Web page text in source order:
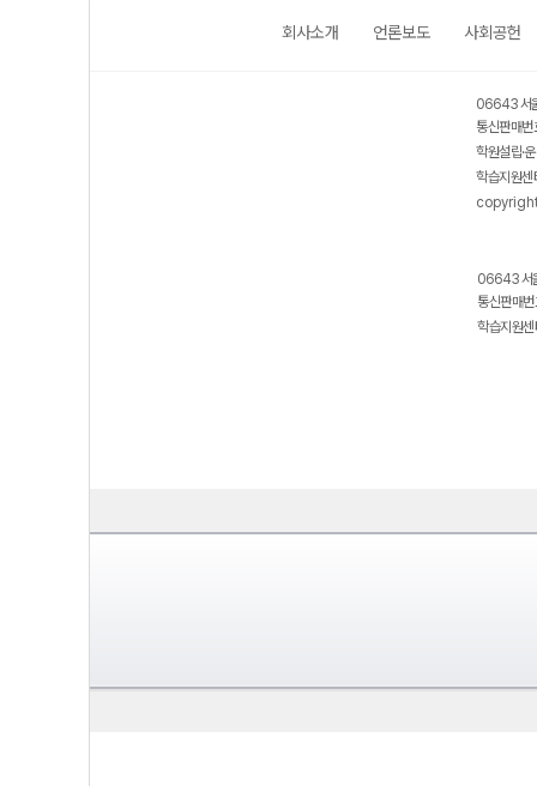
회사소개 언론보도 사회공헌
06643 서
통신판매
학원설립·
학습지원
06643 서
통신판매
학습지원